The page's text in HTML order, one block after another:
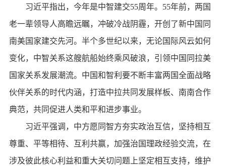
习近平指出，今年是中智建交55周年。55年前，两国
老一辈领导人高瞻远瞩，冲破冷战阴霾，开创了新中国同
南美国家建交先河。半个多世纪以来，无论国际风云如何
变化，中智关系这艘航船始终乘风破浪，引领中国同拉美
国家关系发展潮流。中国和智利要不断丰富两国全面战略
伙伴关系的时代内涵，打造中拉共同发展样板、南南合作
典范，共同促进人类和平和进步事业。
习近平强调，中方愿同智方夯实政治互信，坚持相互
尊重、平等相待、互利共赢，加强治国理政经验交流，在
涉及彼此核心利益和重大关切问题上坚定相互支持，维护